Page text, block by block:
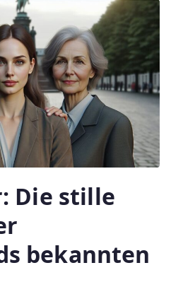
Die stille
bekannten